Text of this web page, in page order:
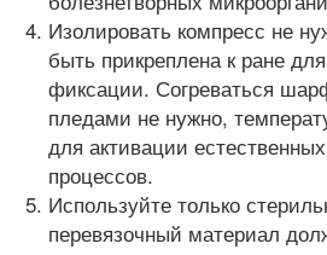
Изолировать компресс не
быть прикреплена к ране
фиксации. Согреваться
пледами не нужно,
для активации
процессов.
Используйте только
перевязочный материал